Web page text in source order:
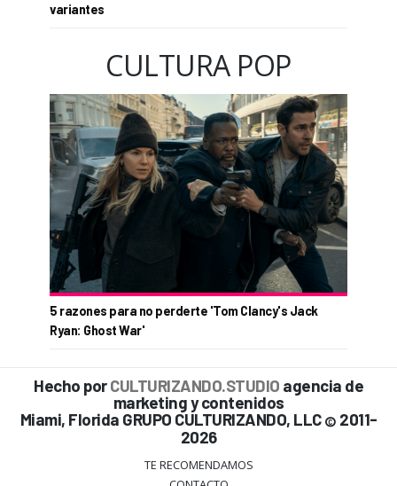
variantes
CULTURA POP
5 razones para no perderte 'Tom Clancy's Jack
Ryan: Ghost War'
Hecho porCULTURIZANDO.STUDIO agencia de
marketing y contenidos
Miami, Florida GRUPO CULTURIZANDO, LLC © 2011-
2026
TE RECOMENDAMOS